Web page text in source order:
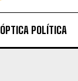
ÓPTICA POLÍTICA